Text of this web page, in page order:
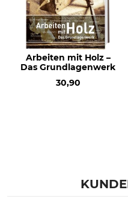
Gehölzschnitt
Arbeiten mit Holz –
Das Grundlagenwerk
30,90